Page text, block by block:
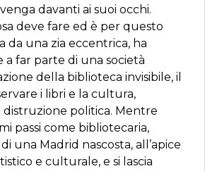
davanti ai suoi occhi.
deve fare ed è per questo
da una zia eccentrica, ha
a far parte di una società
della biblioteca invisibile, il
i libri e la cultura,
politica. Mentre
passi come bibliotecaria,
una Madrid nascosta, all’apice
e culturale, e si lascia